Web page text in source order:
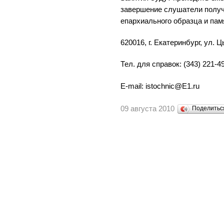
завершение слушатели
епархиального образца и
620016, г. Екатеринбург, ул.
Тел. для справок: (343) 221-
E-mail: istochnic@E1.ru
09 августа 2010